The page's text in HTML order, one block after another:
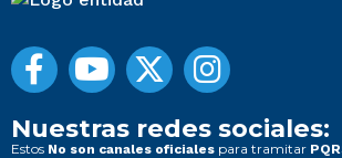
Nuestras redes sociales:
Estos No son canales oficiales para tramitar